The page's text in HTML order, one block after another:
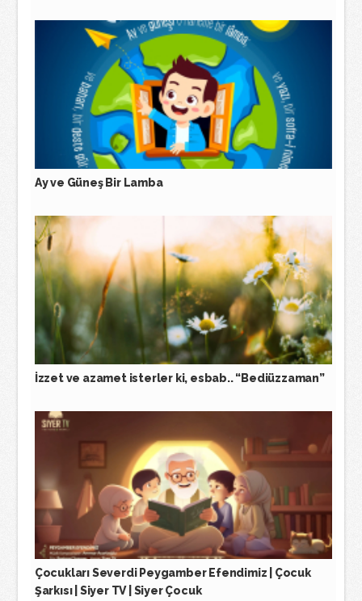
Ay ve Güneş Bir Lamba
İzzet ve azamet isterler ki, esbab.. “Bediüzzaman”
Çocukları Severdi Peygamber Efendimiz | Çocuk
Şarkısı | Siyer TV | Siyer Çocuk